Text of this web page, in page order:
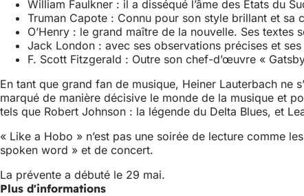
William Faulkner : il a disséqué l’âme des États du
Truman Capote : Connu pour son style brillant et sa
O’Henry : le grand maître de la nouvelle. Ses
Jack London : avec ses observations précises et ses
F. Scott Fitzgerald : Outre son chef-d’œuvre «
En tant que grand fan de musique, Heiner Lauterbach ne
marqué de manière décisive le monde de la musique et
tels que Robert Johnson : la légende du Delta Blues, et
« Like a Hobo » n’est pas une soirée de lecture comme
spoken word » et de concert.
La prévente a débuté le 29 mai.
Plus d'informations